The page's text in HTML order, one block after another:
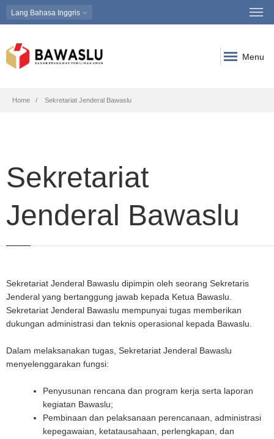
Lang Bahasa Inggris
Menu
Breadcrumb
Home Sekretariat Jenderal Bawaslu
Sekretariat
Jenderal Bawaslu
Sekretariat Jenderal Bawaslu dipimpin oleh seorang Sekretaris
Jenderal yang bertanggung jawab kepada Ketua Bawaslu.
Sekretariat Jenderal Bawaslu mempunyai tugas memberikan
dukungan administrasi dan teknis operasional kepada Bawaslu.
Dalam melaksanakan tugas, Sekretariat Jenderal Bawaslu
menyelenggarakan fungsi:
Penyusunan rencana dan program kerja serta laporan
kegiatan Bawaslu;
Pembinaan dan pelaksanaan perencanaan, administrasi
kepegawaian, ketatausahaan, perlengkapan, dan